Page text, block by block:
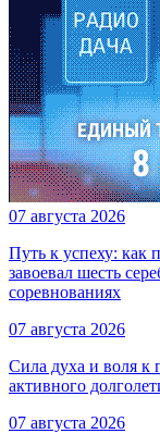
07 августа 2026
Путь к успеху: как
завоевал шесть
соревнованиях
07 августа 2026
Сила духа и воля к
активного
07 августа 2026